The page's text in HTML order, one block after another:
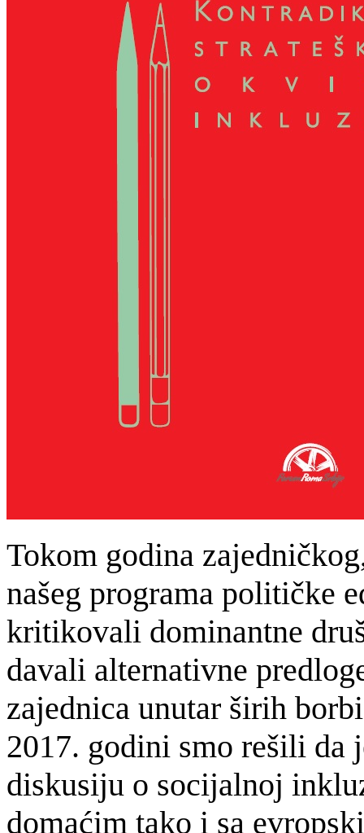
Tokom godina
našeg programa političke
kritikovali dominantne
davali alternativne
zajednica unutar širih
2017. godini smo rešili da
diskusiju o socijalnoj
domaćim tako i sa